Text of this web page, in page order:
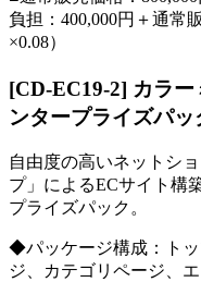
負担：400,000円＋通常
×0.08）
[CD-EC19-2] カラ
ンタープライズパッ
自由度の高いネットシ
プ」によるECサイト構
プライズパック。
◆パッケージ構成：ト
ジ、カテゴリページ、